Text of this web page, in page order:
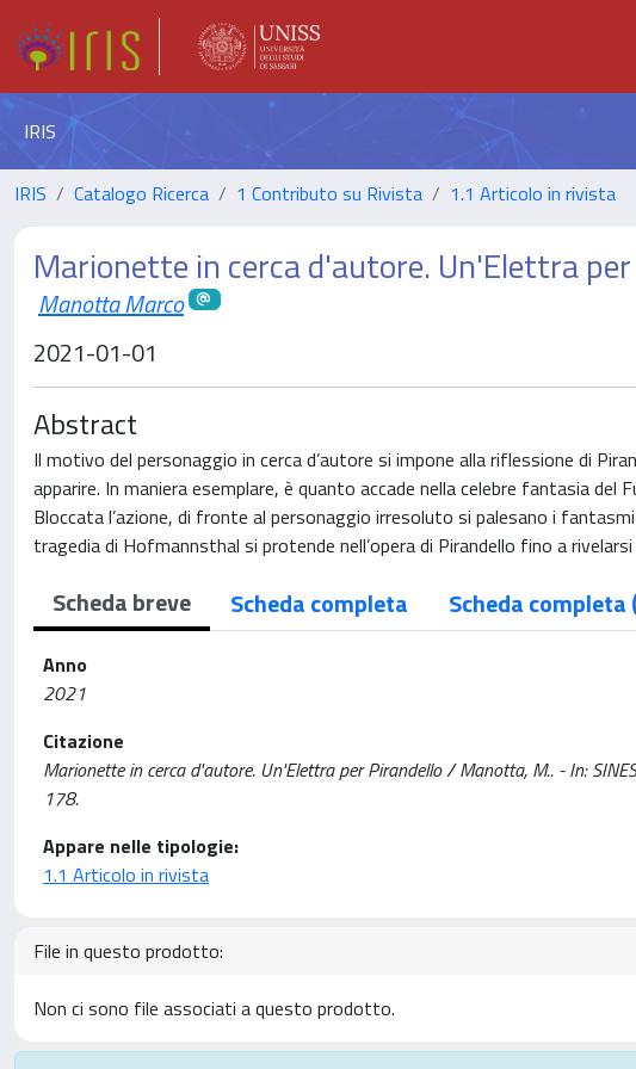
IRIS
IRIS Catalogo Ricerca 1 Contributo su Rivista 1.1 Articolo in rivista
Marionette in cerca d'autore. Un'Elettra
Manotta Marco
2021-01-01
Abstract
Il motivo del personaggio in cerca d’autore si impone alla riflessione di
apparire. In maniera esemplare, è quanto accade nella celebre fantasia
Bloccata l’azione, di fronte al personaggio irresoluto si palesano i
tragedia di Hofmannsthal si protende nell’opera di Pirandello fino a
Scheda breve Scheda completa Scheda completa
Anno
2021
Citazione
Marionette in cerca d'autore. Un'Elettra per Pirandello / Manotta, M.. - In:
178.
Appare nelle tipologie:
1.1 Articolo in rivista
File in questo prodotto:
Non ci sono file associati a questo prodotto.